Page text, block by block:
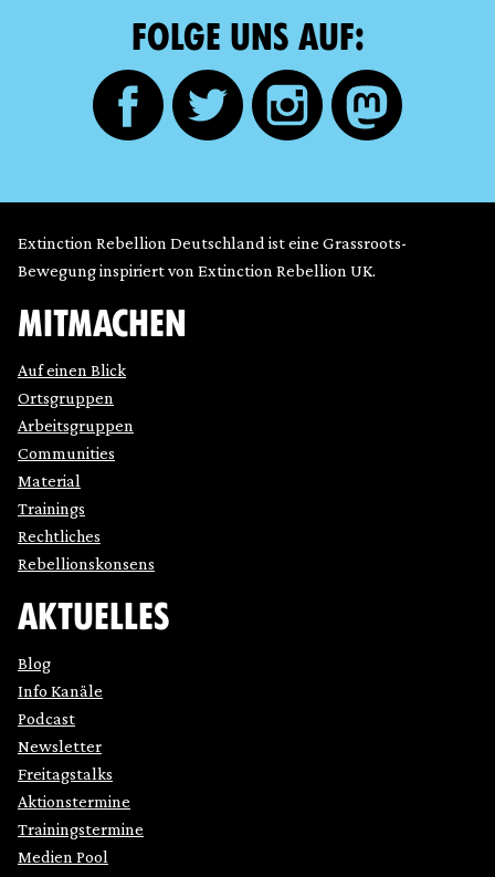
FOLGE UNS AUF:
Extinction Rebellion Deutschland ist eine Grassroots-
Bewegung inspiriert von Extinction Rebellion UK.
MITMACHEN
Auf einen Blick
Ortsgruppen
Arbeitsgruppen
Communities
Material
Trainings
Rechtliches
Rebellionskonsens
AKTUELLES
Blog
Info Kanäle
Podcast
Newsletter
Freitagstalks
Aktionstermine
Trainingstermine
Medien Pool